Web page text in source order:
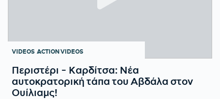
VIDEOS ACTION VIDEOS
Περιστέρι - Καρδίτσα: Νέα
αυτοκρατορική τάπα του Αβδάλα στον
Ουίλιαμς!